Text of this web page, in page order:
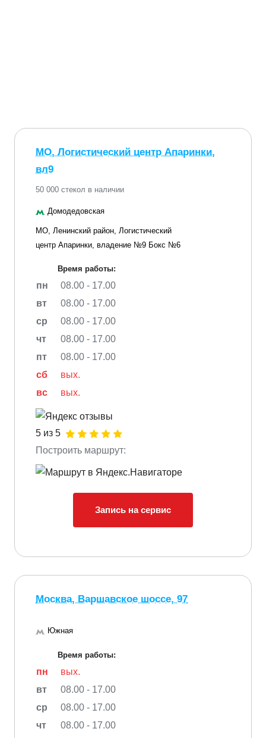
МО, Логистический центр Апаринки,
вл9
50 000 стекол в наличии
Домодедовская
МО, Ленинский район, Логистический
центр Апаринки, владение №9 Бокс №6
Время работы:
пн
08.00 - 17.00
вт
08.00 - 17.00
ср
08.00 - 17.00
чт
08.00 - 17.00
пт
08.00 - 17.00
сб
вых.
вс
вых.
5 из 5
Построить маршрут:
Запись на сервис
Москва, Варшавское шоссе, 97
Южная
Время работы:
пн
вых.
вт
08.00 - 17.00
ср
08.00 - 17.00
чт
08.00 - 17.00